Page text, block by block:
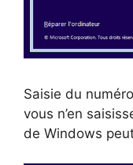
Saisie du
vous n’en
de Windows